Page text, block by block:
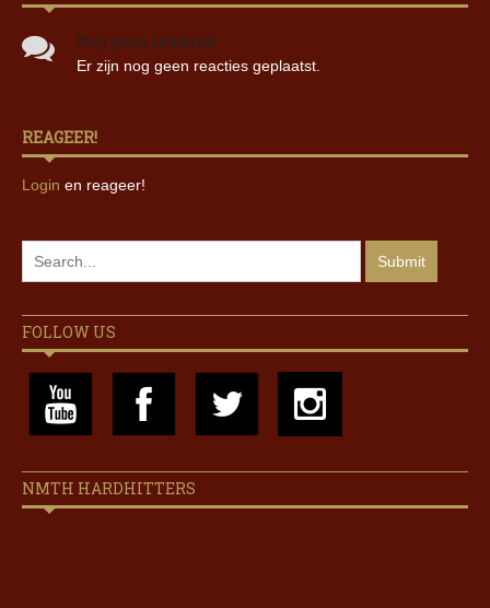
Nog geen reacties!
Er zijn nog geen reacties geplaatst.
REAGEER!
Login en reageer!
FOLLOW US
NMTH HARDHITTERS